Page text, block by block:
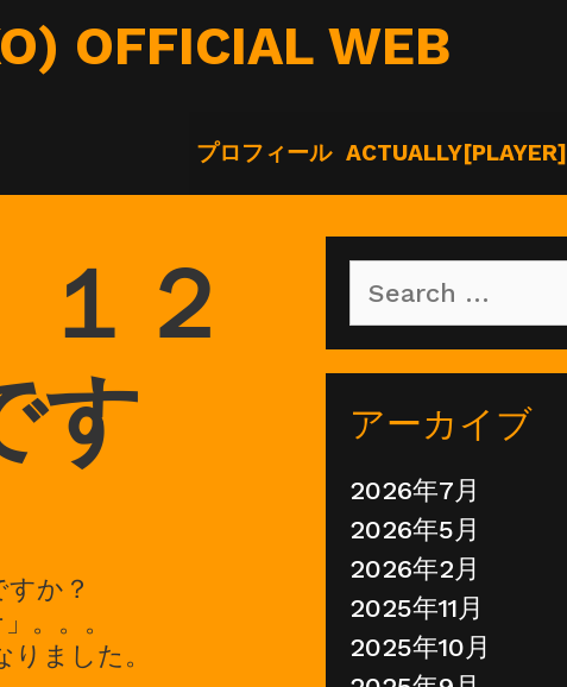
OFFICIAL WEB
プロフィール ACTUALLY[PLAYER]
２
す
か？
。。。
ました。
for:
アーカイブ
2026年7月
2026年5月
2026年2月
2025年11月
2025年10月